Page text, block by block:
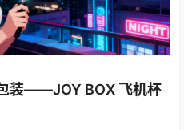
装——JOY BOX 飞机杯